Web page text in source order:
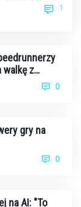
1
walkę z
0
gry na
0
na AI: "To